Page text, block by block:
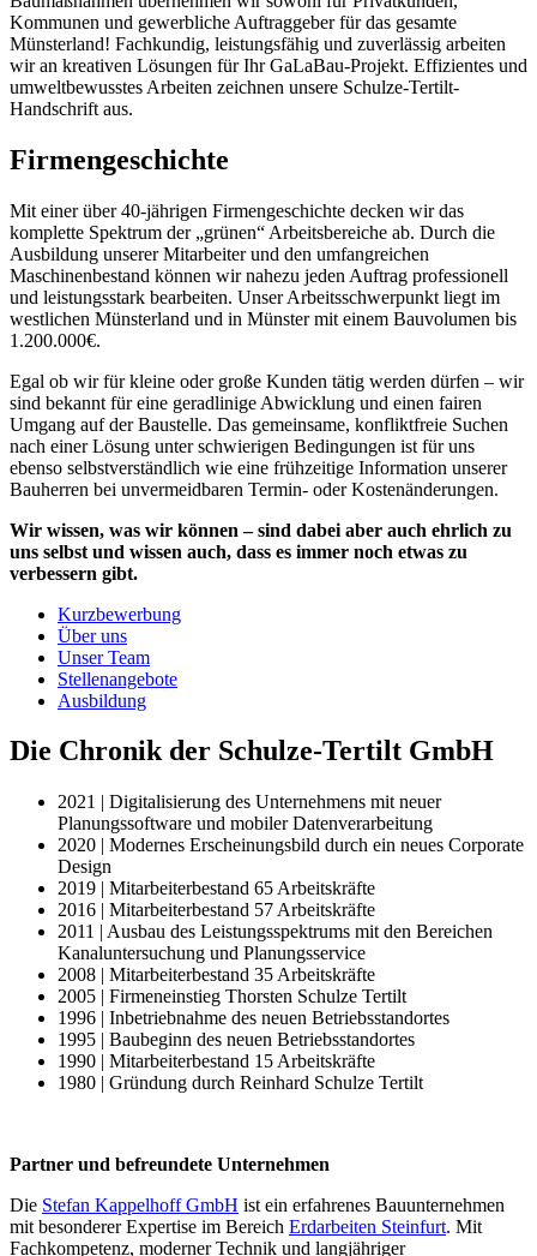
Kommunen und gewerbliche Auftraggeber für das gesamte
Münsterland! Fachkundig, leistungsfähig und zuverlässig arbeiten
wir an kreativen Lösungen für Ihr GaLaBau-Projekt. Effizientes und
umweltbewusstes Arbeiten zeichnen unsere Schulze-Tertilt-
Handschrift aus.
Firmengeschichte
Mit einer über 40-jährigen Firmengeschichte decken wir das
komplette Spektrum der „grünen“ Arbeitsbereiche ab. Durch die
Ausbildung unserer Mitarbeiter und den umfangreichen
Maschinenbestand können wir nahezu jeden Auftrag professionell
und leistungsstark bearbeiten. Unser Arbeitsschwerpunkt liegt im
westlichen Münsterland und in Münster mit einem Bauvolumen bis
1.200.000€.
Egal ob wir für kleine oder große Kunden tätig werden dürfen – wir
sind bekannt für eine geradlinige Abwicklung und einen fairen
Umgang auf der Baustelle. Das gemeinsame, konfliktfreie Suchen
nach einer Lösung unter schwierigen Bedingungen ist für uns
ebenso selbstverständlich wie eine frühzeitige Information unserer
Bauherren bei unvermeidbaren Termin- oder Kostenänderungen.
Wir wissen, was wir können – sind dabei aber auch ehrlich zu
uns selbst und wissen auch, dass es immer noch etwas zu
verbessern gibt.
Kurzbewerbung
Über uns
Unser Team
Stellenangebote
Ausbildung
Die Chronik der Schulze-Tertilt GmbH
2021 | Digitalisierung des Unternehmens mit neuer
Planungssoftware und mobiler Datenverarbeitung
2020 | Modernes Erscheinungsbild durch ein neues Corporate
Design
2019 | Mitarbeiterbestand 65 Arbeitskräfte
2016 | Mitarbeiterbestand 57 Arbeitskräfte
2011 | Ausbau des Leistungsspektrums mit den Bereichen
Kanaluntersuchung und Planungsservice
2008 | Mitarbeiterbestand 35 Arbeitskräfte
2005 | Firmeneinstieg Thorsten Schulze Tertilt
1996 | Inbetriebnahme des neuen Betriebsstandortes
1995 | Baubeginn des neuen Betriebsstandortes
1990 | Mitarbeiterbestand 15 Arbeitskräfte
1980 | Gründung durch Reinhard Schulze Tertilt
Partner und befreundete Unternehmen
Die Stefan Kappelhoff GmbH ist ein erfahrenes Bauunternehmen
mit besonderer Expertise im Bereich Erdarbeiten Steinfurt. Mit
Fachkompetenz, moderner Technik und langjähriger